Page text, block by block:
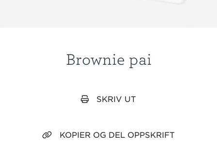
Brownie pai
SKRIV UT
KOPIER OG DEL OPPSKRIFT